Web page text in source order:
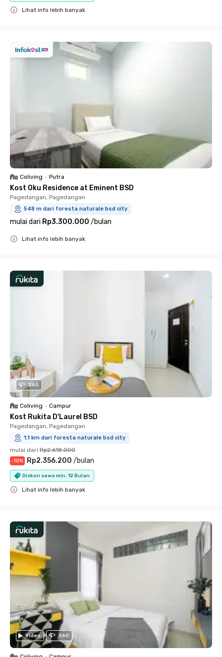
Lihat info lebih banyak
Coliving • Putra
Kost Oku Residence at Eminent BSD
Pagedangan, Pagedangan
548 m dari foresta naturale bsd city
mulai dari Rp3.300.000 /bulan
Lihat info lebih banyak
360
Coliving • Campur
Kost Rukita D'Laurel BSD
Pagedangan, Pagedangan
1.1 km dari foresta naturale bsd city
mulai dari Rp2.618.000
-10% Rp2.356.200 /bulan
Diskon sewa min. 12 Bulan
Lihat info lebih banyak
Video 360